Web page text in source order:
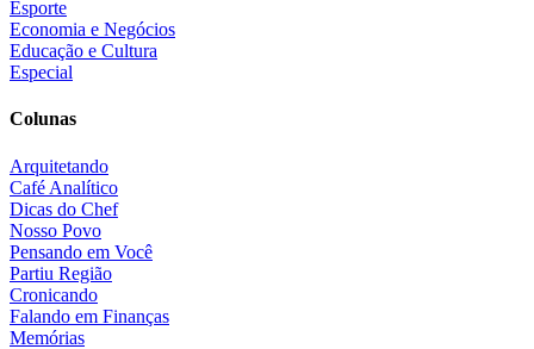
Esporte
Economia e Negócios
Educação e Cultura
Especial
Colunas
Arquitetando
Café Analítico
Dicas do Chef
Nosso Povo
Pensando em Você
Partiu Região
Cronicando
Falando em Finanças
Memórias